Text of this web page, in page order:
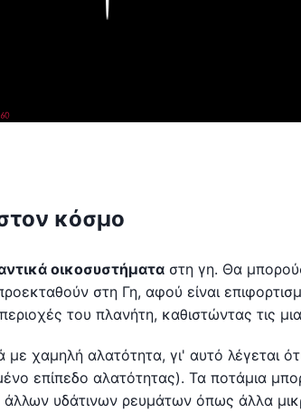
κόσμο
οικοσυστήματα στη γη. Θα
στη Γη, αφού είναι
του πλανήτη, καθιστώντας τις
με χαμηλή αλατότητα, γι' αυτό λέγεται
επίπεδο αλατότητας). Τα ποτάμια
υδάτινων ρευμάτων όπως άλλα